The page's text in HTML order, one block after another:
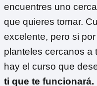
encuentres uno
que quieres tomar.
excelente, pero si
planteles cercanos a
hay el curso que
ti que te funcionará.